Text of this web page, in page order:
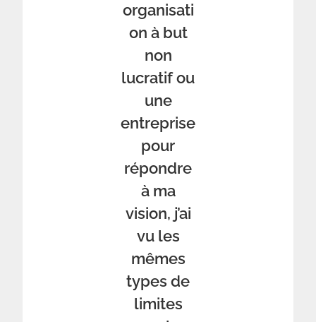
organisati
on à but
non
lucratif ou
une
entreprise
pour
répondre
à ma
vision, j’ai
vu les
mêmes
types de
limites